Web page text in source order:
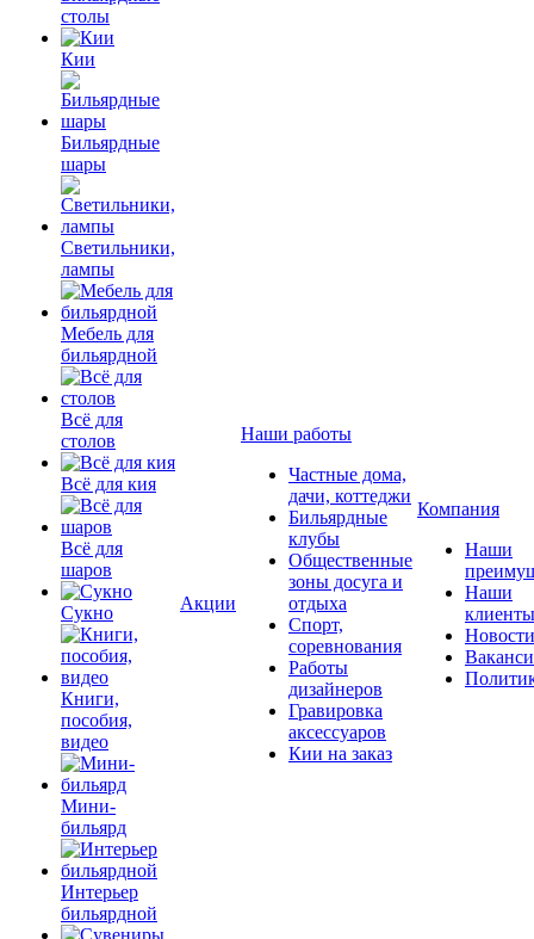
столы
Кии
Бильярдные
шары
Светильники,
лампы
Мебель для
бильярдной
Всё для
столов
Всё для кия
Всё для
шаров
Сукно
Книги,
пособия,
видео
Мини-
бильярд
Интерьер
бильярдной
Акции
Наши работы
Частные дома,
дачи, коттеджи
Бильярдные
клубы
Общественные
зоны досуга и
отдыха
Спорт,
соревнования
Работы
дизайнеров
Гравировка
аксессуаров
Кии на заказ
Компания
Наши
Наши
клиенты
Новости